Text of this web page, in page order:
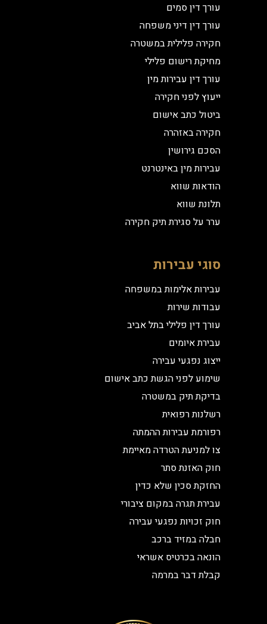
עורך דין סמים
עורך דין דיני משפחה
חקירה פלילית במשטרה
מחיקת רישום פלילי
עורך דין עבירות מין
ייעוץ לפני חקירה
ביטול כתב אישום
חקירה באזהרה
הסכם גירושין
עבירות מין באינטרנט
הודאות שווא
תלונת שווא
ערר על סגירת תיק חקירה
סוגי עבירות
עבירות אלימות במשפחה
עבודות שירות
עורך דין פלילי בתל אביב
עבירת איומים
ייצוג נפגעי עבירה
שימוע לפני הגשת כתב אישום
בדיקת תיק במשטרה
רשלנות רפואית
רפורמת עבירות ההמתה
צו למניעת הטרדה מאיימת
חוק האזנת סתר
החזקת סכין שלא כדין
עבירת תגרה במקום ציבורי
חוק זכויות נפגעי עבירה
חבלה במזיד ברכב
הונאה בכרטיס אשראי
קבלת דבר במרמה